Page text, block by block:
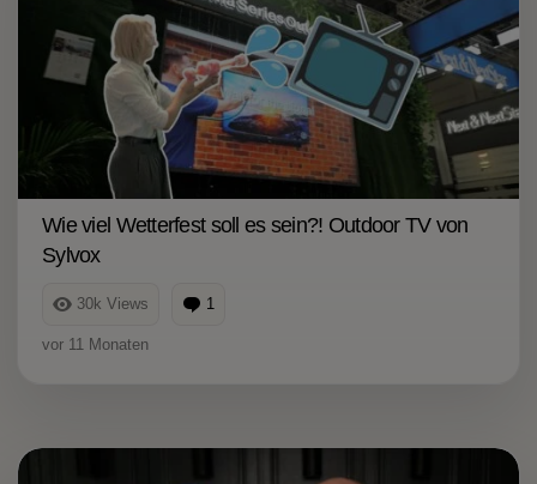
30k Views 1
Wie viel Wetterfest soll es sein?! Outdoor TV von
Sylvox
vor 11 Monaten